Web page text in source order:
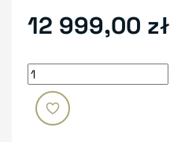
12 999,00 zł